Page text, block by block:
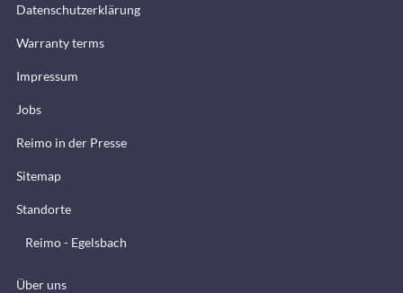
Datenschutzerklärung
Warranty terms
Impressum
Jobs
Reimo in der Presse
Sitemap
Standorte
Reimo - Egelsbach
Über uns